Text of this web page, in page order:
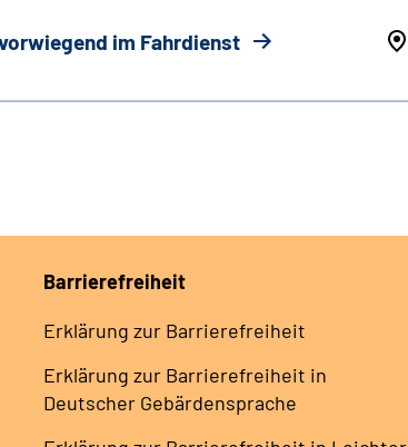
im Fahrdienst
Barrierefreiheit
Erklärung zur Barrierefreiheit
Erklärung zur Barrierefreiheit in
Deutscher Gebärdensprache